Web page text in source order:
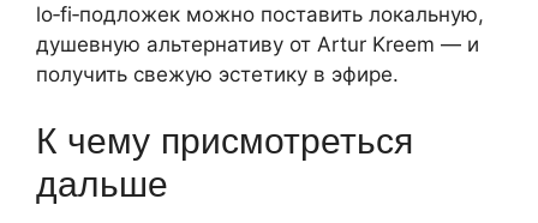
lo‑fi‑подложек можно поставить локальную,
душевную альтернативу от Artur Kreem — и
получить свежую эстетику в эфире.
К чему присмотреться
дальше